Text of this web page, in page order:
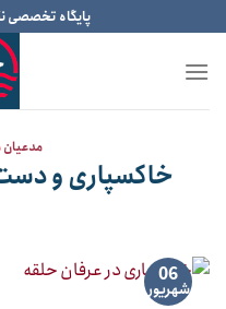
to
content
پایگاه تخصصی
مدعیان
خاکسپاری و
06
شهریور